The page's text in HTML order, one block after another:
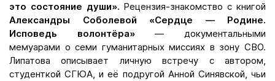
это состояние души». Рецензия-знакомство с книгой
Александры Соболевой «Сердце — Родине.
Исповедь волонтёра»— документальными
мемуарами о семи гуманитарных миссиях в зону СВО.
Липатова описывает личную встречу с автором,
студенткой СГЮА, и её подругой Анной Синявской, чьи